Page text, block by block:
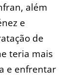
além
e
de
teria mais
e enfrentar